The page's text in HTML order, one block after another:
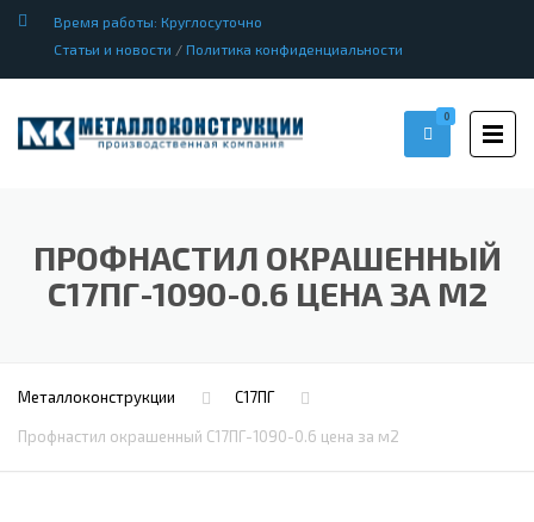
Время работы: Круглосуточно
Статьи и новости / Политика конфиденциальности
0
ПРОФНАСТИЛ ОКРАШЕННЫЙ
С17ПГ-1090-0.6 ЦЕНА ЗА М2
Металлоконструкции С17ПГ
Профнастил окрашенный С17ПГ-1090-0.6 цена за м2